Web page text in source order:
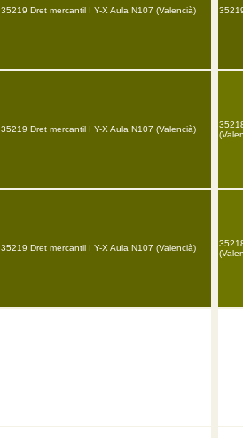
35219 Dret mercantil I Y-X Aula N107 (Valencià)
35219 Dret mercantil I Y-X Aula N107 (Valencià)
35219 Dret mercantil I Y-X Aula N107 (Valencià)